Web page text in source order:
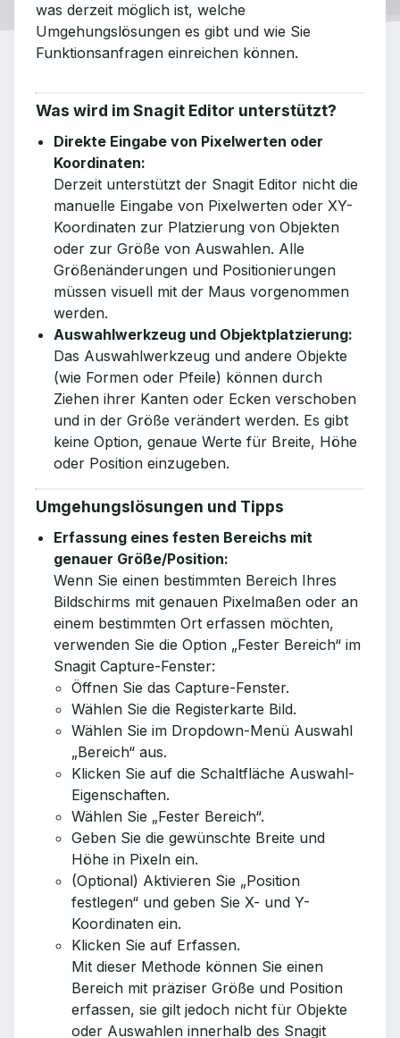
was derzeit möglich ist, welche
Umgehungslösungen es gibt und wie Sie
Funktionsanfragen einreichen können.
Was wird im Snagit Editor unterstützt?
Direkte Eingabe von Pixelwerten oder
Koordinaten:
Derzeit unterstützt der Snagit Editor nicht die
manuelle Eingabe von Pixelwerten oder XY-
Koordinaten zur Platzierung von Objekten
oder zur Größe von Auswahlen. Alle
Größenänderungen und Positionierungen
müssen visuell mit der Maus vorgenommen
werden.
Auswahlwerkzeug und Objektplatzierung:
Das Auswahlwerkzeug und andere Objekte
(wie Formen oder Pfeile) können durch
Ziehen ihrer Kanten oder Ecken verschoben
und in der Größe verändert werden. Es gibt
keine Option, genaue Werte für Breite, Höhe
oder Position einzugeben.
Umgehungslösungen und Tipps
Erfassung eines festen Bereichs mit
genauer Größe/Position:
Wenn Sie einen bestimmten Bereich Ihres
Bildschirms mit genauen Pixelmaßen oder an
einem bestimmten Ort erfassen möchten,
verwenden Sie die Option „Fester Bereich“ im
Snagit Capture-Fenster:
Öffnen Sie das Capture-Fenster.
Wählen Sie die Registerkarte Bild.
Wählen Sie im Dropdown-Menü Auswahl
„Bereich“ aus.
Klicken Sie auf die Schaltfläche Auswahl-
Eigenschaften.
Wählen Sie „Fester Bereich“.
Geben Sie die gewünschte Breite und
Höhe in Pixeln ein.
(Optional) Aktivieren Sie „Position
festlegen“ und geben Sie X- und Y-
Koordinaten ein.
Klicken Sie auf Erfassen.
Mit dieser Methode können Sie einen
Bereich mit präziser Größe und Position
erfassen, sie gilt jedoch nicht für Objekte
oder Auswahlen innerhalb des Snagit